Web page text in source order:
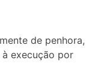
de penhora,
execução por